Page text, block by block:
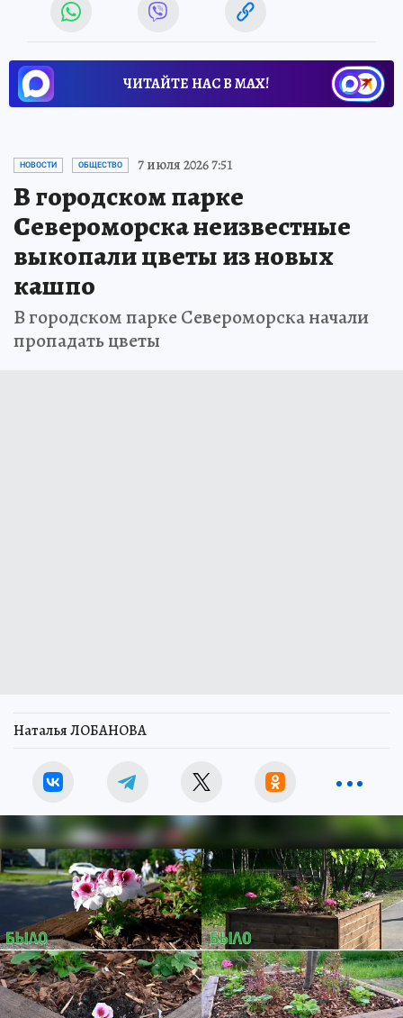
ЧИТАЙТЕ НАС В МАХ!
НОВОСТИ ОБЩЕСТВО 7 июля 2026 7:51
В городском парке
Североморска неизвестные
выкопали цветы из новых
кашпо
В городском парке Североморска начали
пропадать цветы
Наталья ЛОБАНОВА